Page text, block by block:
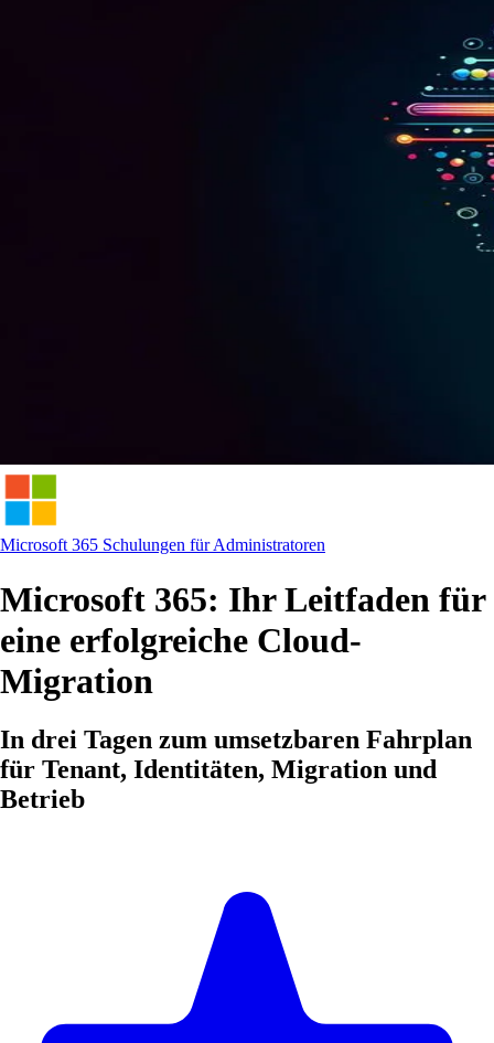
Microsoft 365 Schulungen für Administratoren
Microsoft 365: Ihr Leitfaden für
eine erfolgreiche Cloud-
Migration
In drei Tagen zum umsetzbaren Fahrplan
für Tenant, Identitäten, Migration und
Betrieb